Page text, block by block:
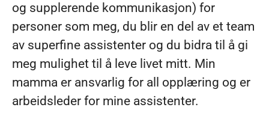
og supplerende kommunikasjon) for
personer som meg, du blir en del av et team
av superfine assistenter og du bidra til å gi
meg mulighet til å leve livet mitt. Min
mamma er ansvarlig for all opplæring og er
arbeidsleder for mine assistenter.